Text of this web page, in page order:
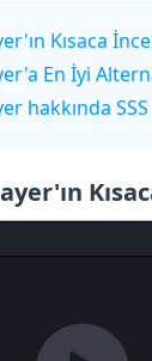
Kısaca
En İyi
hakkında SSS